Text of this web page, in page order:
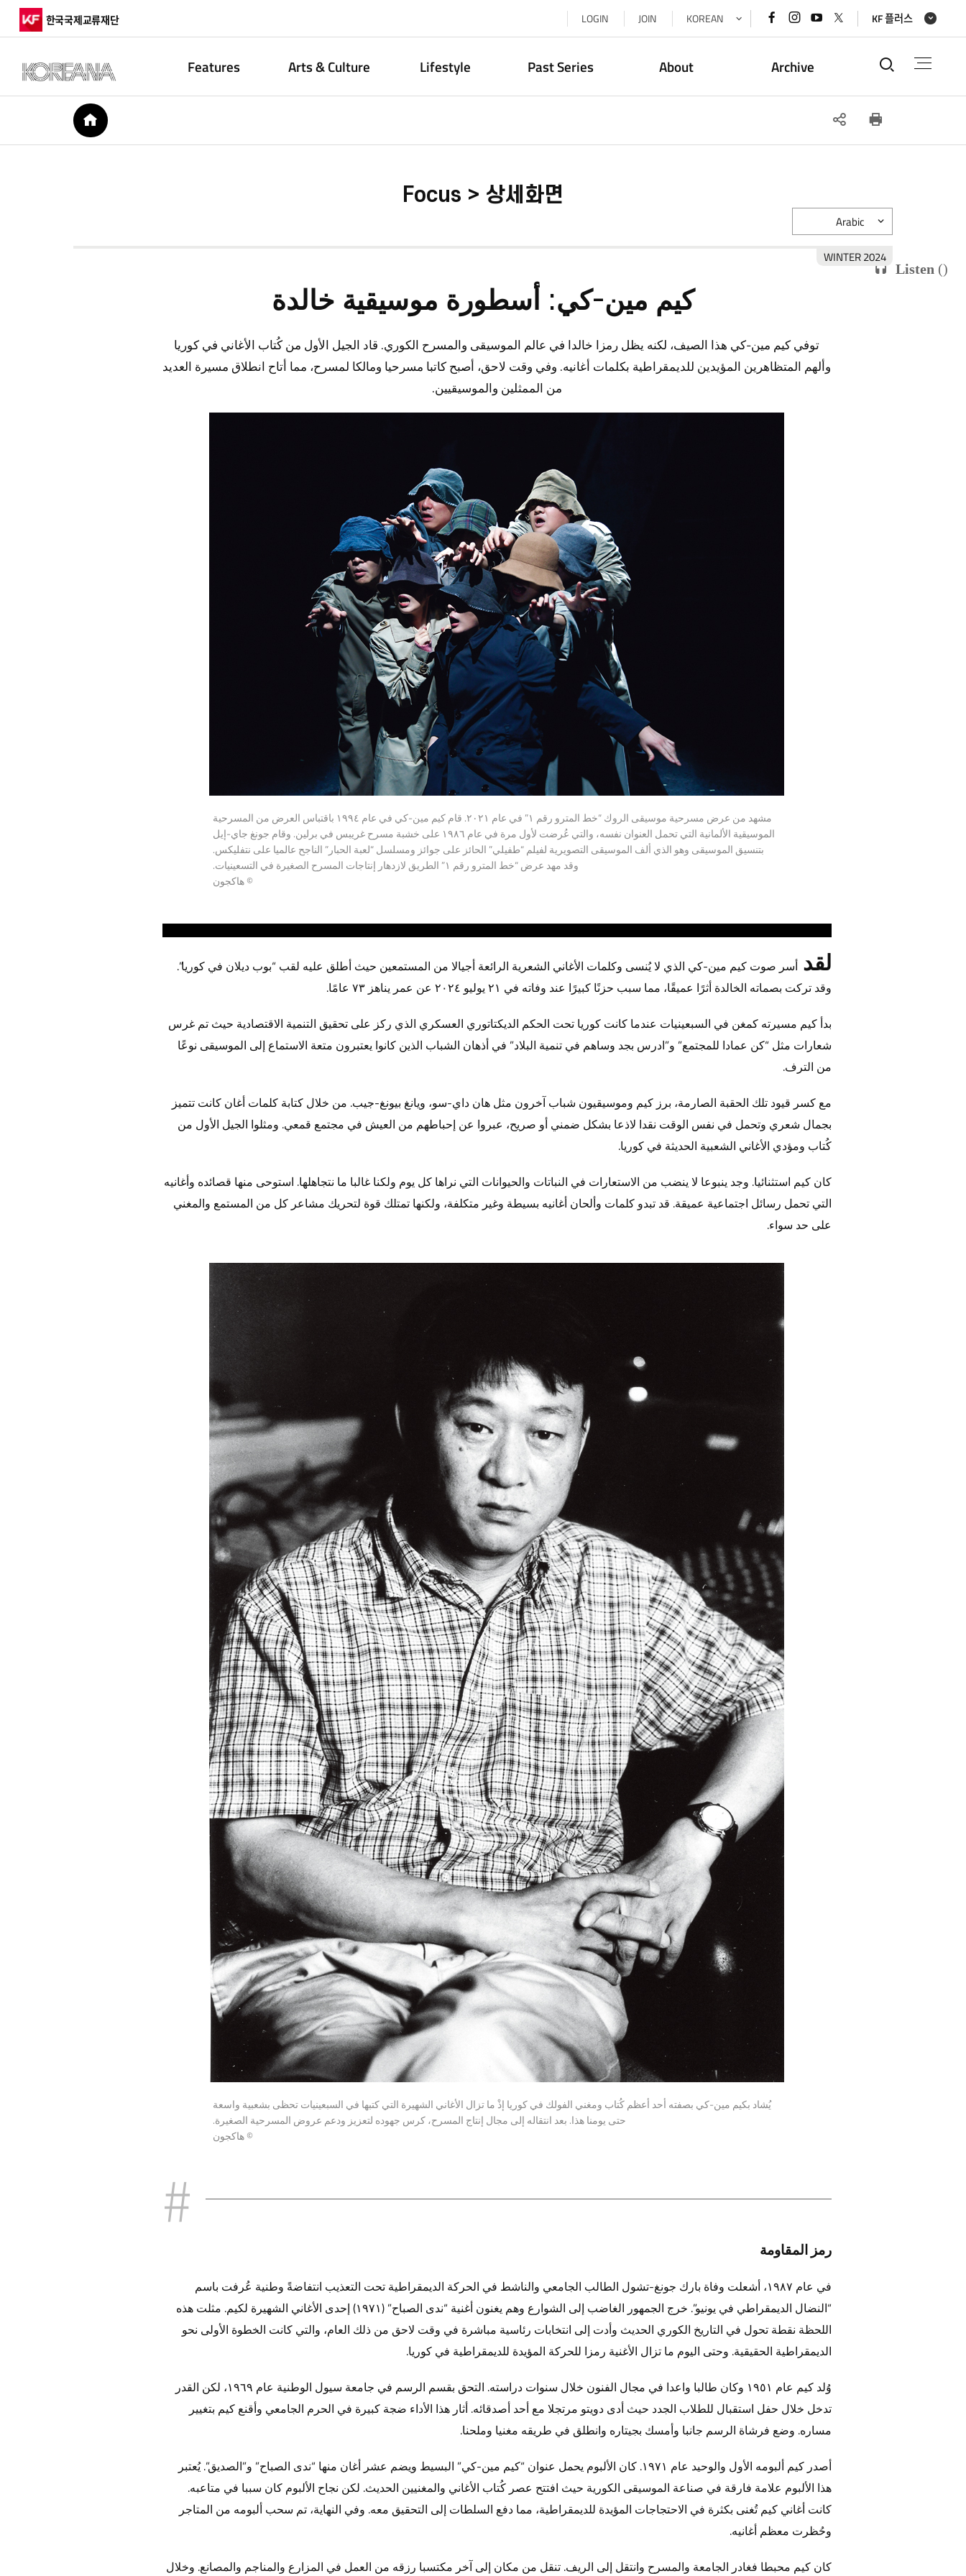
한국국제교류재단 LOGIN JOIN KOREAN 페이스북
바로가기
인스타그램
바로가기
유튜브
바로가기
x(트위터)
바로가기
KF 플러스
Features Arts & Culture Lifestyle Past Series About Archive 통합검
HOME SNS
Focus > 상세화면
Listen ()
2024 WINTER
Arabic
كيم مين-كي: أسطورة موسيقية خالدة
توفي كيم مين-كي هذا الصيف، لكنه يظل رمزا خالدا في عالم الموسيقى والمسرح الكوري. قاد الجيل الأول من كُتاب الأغاني في كوريا
وألهم المتظاهرين المؤيدين للديمقراطية بكلمات أغانيه. وفي وقت لاحق، أصبح كاتبا مسرحيا ومالكا لمسرح، مما أتاح انطلاق مسيرة العديد
من الممثلين والموسيقيين.
مشهد من عرض مسرحية موسيقى الروك “خط المترو رقم ١” في عام ٢٠٢١. قام كيم مين-كي في عام ١٩٩٤ باقتباس العرض من المسرحية
الموسيقية الألمانية التي تحمل العنوان نفسه، والتي عُرضت لأول مرة في عام ١٩٨٦ على خشبة مسرح غريبس في برلين. وقام جونغ جاي-إيل
بتنسيق الموسيقى وهو الذي ألف الموسيقى التصويرية لفيلم “طفيلي” الحائز على جوائز ومسلسل “لعبة الحبار” الناجح عالميا على نتفليكس.
وقد مهد عرض “خط المترو رقم ١” الطريق لازدهار إنتاجات المسرح الصغيرة في التسعينيات.
© هاكجون
لقدأسر صوت كيم مين-كي الذي لا يُنسى وكلمات الأغاني الشعرية الرائعة أجيالا من المستمعين حيث أطلق عليه لقب “بوب ديلان في كوريا”.
وقد تركت بصماته الخالدة أثرًا عميقًا، مما سبب حزنًا كبيرًا عند وفاته في ٢١ يوليو ٢٠٢٤ عن عمر يناهز ٧٣ عامًا.
بدأ كيم مسيرته كمغن في السبعينيات عندما كانت كوريا تحت الحكم الديكتاتوري العسكري الذي ركز على تحقيق التنمية الاقتصادية حيث تم غرس
شعارات مثل “كن عمادا للمجتمع” و”ادرس بجد وساهم في تنمية البلاد” في أذهان الشباب الذين كانوا يعتبرون متعة الاستماع إلى الموسيقى نوعًا
من الترف.
مع كسر قيود تلك الحقبة الصارمة، برز كيم وموسيقيون شباب آخرون مثل هان داي-سو، ويانغ بيونغ-جيب. من خلال كتابة كلمات أغان كانت تتميز
بجمال شعري وتحمل في نفس الوقت نقدا لاذعا بشكل ضمني أو صريح، عبروا عن إحباطهم من العيش في مجتمع قمعي. ومثلوا الجيل الأول من
كُتاب ومؤدي الأغاني الشعبية الحديثة في كوريا.
كان كيم استثنائيا. وجد ينبوعا لا ينضب من الاستعارات في النباتات والحيوانات التي نراها كل يوم ولكنا غالبا ما نتجاهلها. استوحى منها قصائده وأغانيه
التي تحمل رسائل اجتماعية عميقة. قد تبدو كلمات وألحان أغانيه بسيطة وغير متكلفة، ولكنها تمتلك قوة لتحريك مشاعر كل من المستمع والمغني
على حد سواء.
يُشاد بكيم مين-كي بصفته أحد أعظم كُتاب ومغني الفولك في كوريا إذْ ما تزال الأغاني الشهيرة التي كتبها في السبعينيات تحظى بشعبية واسعة
حتى يومنا هذا. بعد انتقاله إلى مجال إنتاج المسرح، كرس جهوده لتعزيز ودعم عروض المسرحية الصغيرة.
© هاكجون
رمز المقاومة
في عام ١٩٨٧، أشعلت وفاة بارك جونغ-تشول الطالب الجامعي والناشط في الحركة الديمقراطية تحت التعذيب انتفاضةً وطنية عُرفت باسم
“النضال الديمقراطي في يونيو”. خرج الجمهور الغاضب إلى الشوارع وهم يغنون أغنية “ندى الصباح” (١٩٧١) إحدى الأغاني الشهيرة لكيم. مثلت هذه
اللحظة نقطة تحول في التاريخ الكوري الحديث وأدت إلى انتخابات رئاسية مباشرة في وقت لاحق من ذلك العام، والتي كانت الخطوة الأولى نحو
الديمقراطية الحقيقية. وحتى اليوم ما تزال الأغنية رمزا للحركة المؤيدة للديمقراطية في كوريا.
وُلد كيم عام ١٩٥١ وكان طالبا واعدا في مجال الفنون خلال سنوات دراسته. التحق بقسم الرسم في جامعة سيول الوطنية عام ١٩٦٩، لكن القدر
تدخل خلال حفل استقبال للطلاب الجدد حيث أدى دويتو مرتجلا مع أحد أصدقائه. أثار هذا الأداء ضجة كبيرة في الحرم الجامعي وأقنع كيم بتغيير
مساره. وضع فرشاة الرسم جانبا وأمسك بجيتاره وانطلق في طريقه مغنيا وملحنا.
أصدر كيم ألبومه الأول والوحيد عام ١٩٧١. كان الألبوم يحمل عنوان “كيم مين-كي” البسيط ويضم عشر أغان منها “ندى الصباح” و”الصديق”. يُعتبر
هذا الألبوم علامة فارقة في صناعة الموسيقى الكورية حيث افتتح عصر كُتاب الأغاني والمغنيين الحديث. لكن نجاح الألبوم كان سببا في متاعبه.
كانت أغاني كيم تُغنى بكثرة في الاحتجاجات المؤيدة للديمقراطية، مما دفع السلطات إلى التحقيق معه. وفي النهاية، تم سحب ألبومه من المتاجر
وحُظرت معظم أغانيه.
كان كيم محبطا فغادر الجامعة والمسرح وانتقل إلى الريف. تنقل من مكان إلى آخر مكتسبا رزقه من العمل في المزارع والمناجم والمصانع. وخلال